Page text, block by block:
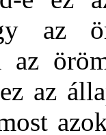
az
az
az